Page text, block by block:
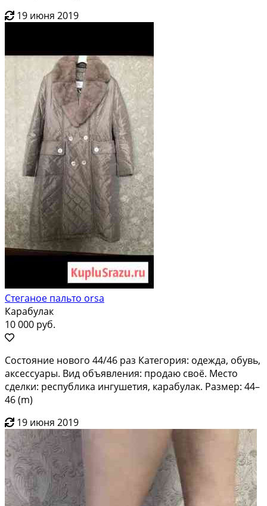
19 июня 2019
Стеганое пальто orsa
Карабулак
10 000 руб.
Состояние нового 44/46 раз Категория: одежда, обувь,
аксессуары. Вид объявления: продаю своё. Место
сделки: республика ингушетия, карабулак. Размер: 44–
46 (m)
19 июня 2019